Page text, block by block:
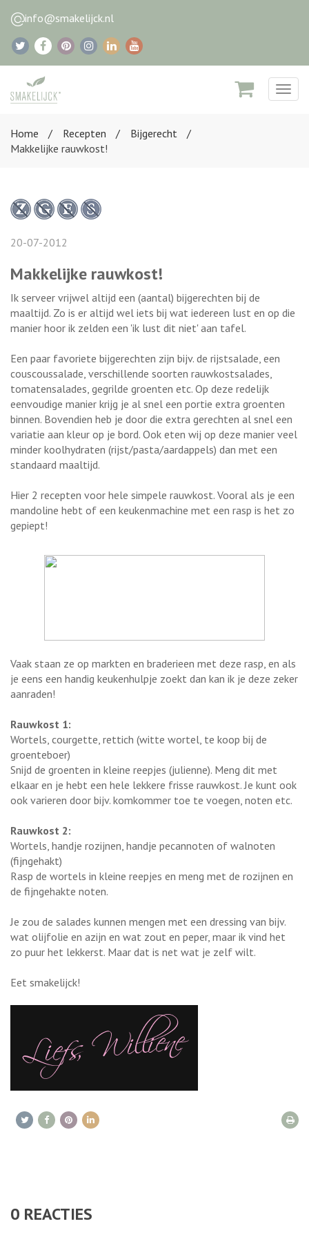
info@smakelijck.nl
Home
Recepten
Bijgerecht
Makkelijke rauwkost!
20-07-2012
Makkelijke rauwkost!
Ik serveer vrijwel altijd een (aantal) bijgerechten bij de
maaltijd. Zo is er altijd wel iets bij wat iedereen lust en op die
manier hoor ik zelden een 'ik lust dit niet' aan tafel.
Een paar favoriete bijgerechten zijn bijv. de rijstsalade, een
couscoussalade, verschillende soorten rauwkostsalades,
tomatensalades, gegrilde groenten etc. Op deze redelijk
eenvoudige manier krijg je al snel een portie extra groenten
binnen. Bovendien heb je door die extra gerechten al snel een
variatie aan kleur op je bord. Ook eten wij op deze manier veel
minder koolhydraten (rijst/pasta/aardappels) dan met een
standaard maaltijd.
Hier 2 recepten voor hele simpele rauwkost. Vooral als je een
mandoline hebt of een keukenmachine met een rasp is het zo
gepiept!
Vaak staan ze op markten en braderieen met deze rasp, en als
je eens een handig keukenhulpje zoekt dan kan ik je deze zeker
aanraden!
Rauwkost 1:
Wortels, courgette, rettich (witte wortel, te koop bij de
groenteboer)
Snijd de groenten in kleine reepjes (julienne). Meng dit met
elkaar en je hebt een hele lekkere frisse rauwkost. Je kunt ook
ook varieren door bijv. komkommer toe te voegen, noten etc.
Rauwkost 2:
Wortels, handje rozijnen, handje pecannoten of walnoten
(fijngehakt)
Rasp de wortels in kleine reepjes en meng met de rozijnen en
de fijngehakte noten.
Je zou de salades kunnen mengen met een dressing van bijv.
wat olijfolie en azijn en wat zout en peper, maar ik vind het
zo puur het lekkerst. Maar dat is net wat je zelf wilt.
Eet smakelijck!
0 REACTIES